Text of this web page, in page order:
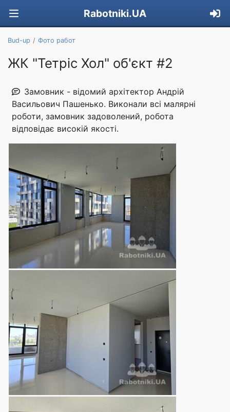
Rabotniki.UA
Bud-up Фото работ
ЖК "Тетріс Хол" об'єкт #2
Замовник - відомий архітектор Андрій
Васильович Пашенько. Виконали всі малярні
роботи, замовник задоволений, робота
відповідає високій якості.